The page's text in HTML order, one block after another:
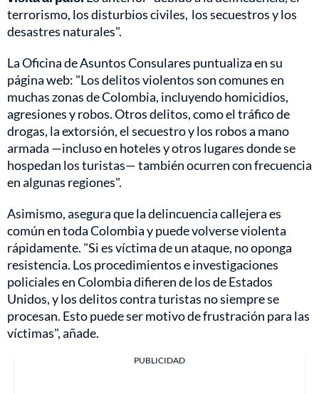
terrorismo, los disturbios civiles, los secuestros y los
desastres naturales".
La Oficina de Asuntos Consulares puntualiza en su
página web: "Los delitos violentos son comunes en
muchas zonas de Colombia, incluyendo homicidios,
agresiones y robos. Otros delitos, como el tráfico de
drogas, la extorsión, el secuestro y los robos a mano
armada —incluso en hoteles y otros lugares donde se
hospedan los turistas— también ocurren con frecuencia
en algunas regiones".
Asimismo, asegura que la delincuencia callejera es
común en toda Colombia y puede volverse violenta
rápidamente. "Si es víctima de un ataque, no oponga
resistencia. Los procedimientos e investigaciones
policiales en Colombia difieren de los de Estados
Unidos, y los delitos contra turistas no siempre se
procesan. Esto puede ser motivo de frustración para las
víctimas", añade.
PUBLICIDAD